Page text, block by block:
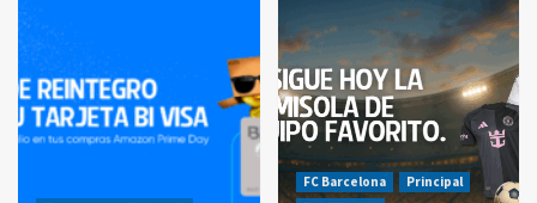
FC Barcelona
Principal